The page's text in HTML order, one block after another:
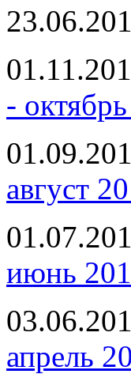
-
август
июнь
апрель